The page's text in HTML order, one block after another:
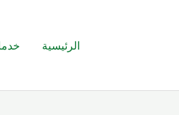
الرئيسية